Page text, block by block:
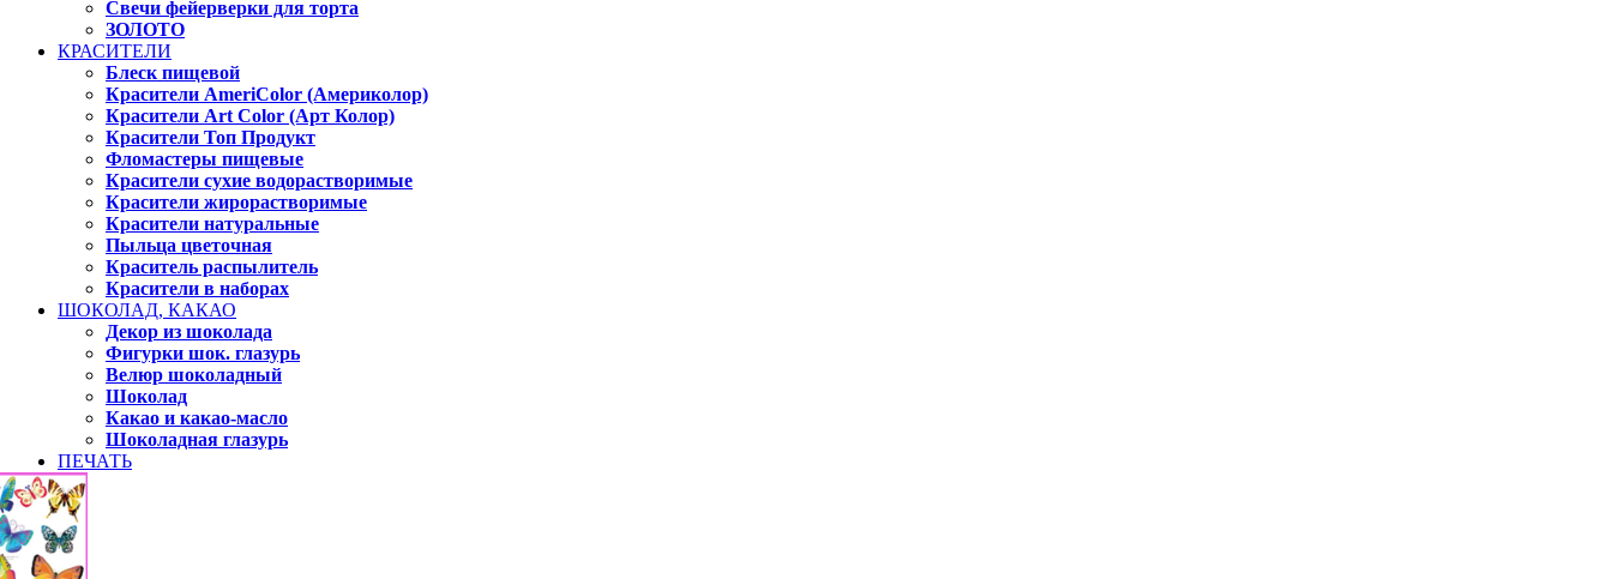
Свечи фейерверки для торта
ЗОЛОТО
КРАСИТЕЛИ
Блеск пищевой
Красители AmeriColor (Америколор)
Красители Art Color (Арт Колор)
Красители Топ Продукт
Фломастеры пищевые
Красители сухие водорастворимые
Красители жирорастворимые
Красители натуральные
Пыльца цветочная
Краситель распылитель
Красители в наборах
ШОКОЛАД, КАКАО
Декор из шоколада
Фигурки шок. глазурь
Велюр шоколадный
Шоколад
Какао и какао-масло
Шоколадная глазурь
ПЕЧАТЬ